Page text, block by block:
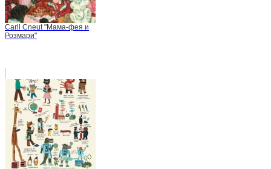
Carll Cneut "Мама-фея и
Розмари"